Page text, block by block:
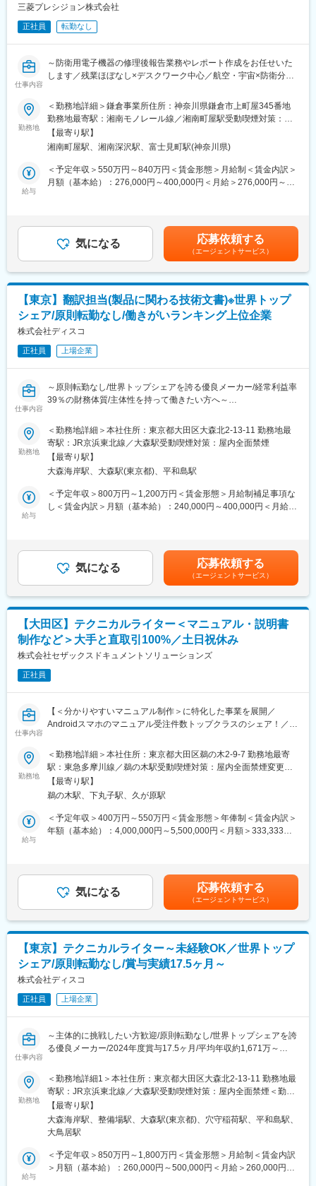
自身の現状や目標をすり合わせるため、評価のポイントがわかり
やすく、明確な目標を持ってスキルアップ・昇給昇格を目指せま
す。
■当社について：
当社は、航空宇宙、自動車、電気電子通信、IT情報、エネルギー
分野などの業界約300社の大手メーカーに技術を提供。まだ世に
から60年、日本のモノづくりを支え続けています。
試作～資材調達～開発設計～製造（自社工場）とワンストップで
お客様のご要望に対応できることが最大の強み。 また、夕方町に
流れる「夕焼け小焼け」の防災無線用のアンプは、全国約40,000
療機器業界にも参入。
あなたの可能性を広げ、大きく羽ばたく舞台をご用意し、あなた
IHI、旭化成、NEC、大林組、川崎重工業、コニカミノルタ、新菱
冷熱工業、大同信号、千代田化工建設、東芝、トヨタ自動車、ニ
コン、日揮、日産自動車、パナソニック、日立製作所、富士ゼロ
ックス、富士電機、本田技術研究所、三菱重工業など
変更の範囲：本文参照
三菱プレシジョン株式会社
正社員 転勤なし
仕事内容
～防衛用電子機器の修理後報告業務やレポート作成をお任せいた
します／残業ほぼなし×デスクワーク中心／航空・宇宙×防衛分野
■業務内容
自衛隊などにて用いられる防衛用の各種装備品(航空機／自動車等)
に搭載する電子機器の修理業務における進捗管理や関係各所への
報告に向けた書類作成、並びに報告といった業務をお任せしま
す。
＜具体的な業務内容＞
・メンテナンスや修理に要した費用の管理
防衛製品は常に「国の装備品」として管理されているため、メン
る機器であるため品質や技術の管理が非常に重要です。
その報告業務を担う本ポジションでは高い技術的知見と説明力の
求められる非常に重要な役割となります。
■当社について
自動車や航空機シミュレーションシステムならびにパーキングシ
ステムの開発、製造、販売まで多角的に事業を展開しています。
特に自動車や鉄道、航空機の操縦訓練に用いられるシミュレーシ
ョンシステムの国内シェア70％を誇り、三菱グループ各社を株主
に安定した事業基盤を構築しています。
■当社の魅力
三菱プレシジョンの宇宙開発は1962年に発足。日本初の人工衛星
「おおすみ」を打ち上げたロケットに搭載された姿勢制御装置を
始め、人工衛星、宇宙ステーション、ロケット等に数多く当社の
ホイールを作る貴重な会社として大手メーカーと比較して競合優
位性を誇ります。今後も宇宙機器のリーディングカンパニーとし
勤務地
＜勤務地詳細＞鎌倉事業所住所：神奈川県鎌倉市上町屋345番地
勤務地最寄駅：湘南モノレール線／湘南町屋駅受動喫煙対策：屋
内全面禁煙変更の範囲：会社の定める事業所
【最寄り駅】
湘南町屋駅、湘南深沢駅、富士見町駅(神奈川県)
給与
＜予定年収＞550万円～840万円＜賃金形態＞月給制＜賃金内訳＞
月額（基本給）：276,000円～400,000円＜月給＞276,000円～
も目安の金額であり、選考を通じて上下する可能性があります。
月給(月額)は固定手当を含めた表記です。
気になる 応募依頼する
（エージェントサービス）
【東京】翻訳担当(製品に関わる技術文書)※世界トップ
シェア/原則転勤なし/働きがいランキング上位企業
株式会社ディスコ
正社員 上場企業
仕事内容
～原則転勤なし/世界トップシェアを誇る優良メーカー/経常利益率
39％の財務体質/主体性を持って働きたい方へ～
■業務概要：
ドキュメント技術部のTranslationチームにて、自社で開発してい
る製品に関わる技術文書の翻訳をご担当いただきます。
【メイン業務】
・取扱説明書、仕様書、作業要領書、調査レポート、システムUI
等の英訳
・翻訳文書の校正
・改善案アイデア出し・推進・実施/毎月開催される他部署対戦で
使用する資料の作成・発表
年をかけて取り組む活動。全社と部部毎のテーマをそれぞれ設
け、定期的に達成度合いを測定)
・担当テーマについて達成状況の進捗確認
・他メンバーの取り組み意識を向上させる施策の企画推進
■就業環境：
【残業時間】30h/月程度
【募集背景】増員
※ご経験やスキルに応じて、事務職での採用も検討いたします。
【勤務形態】原則出社勤務にて就業いただきます。関連情報は弊
https://www.disco.co.jp/recruit/information/measures/
■同社の魅力：
【世界トップシェア/高収益/高年収/日本を代表する優良メーカ
同社は半導体精密加工装置において世界シェア80％を誇る半導体
製造装置メーカーです。BtoB企業かつ、ニッチな専門技術を持つ
【自分で仕事を選ぶ！自主性を重んじる文化を創る「社内通貨制
度」】
同社の特徴は、全社員が主体性をもって、日々の仕事を行う部分
です。特に特徴的なのは、社内通貨制度(WILL会計制度)です。こ
れは部門を超えて様々な仕事を自ら選択でき、その仕事内容に応
じ、社内通貨を受け取ることが可能です。
勤務地
＜勤務地詳細＞本社住所：東京都大田区大森北2-13-11 勤務地最
寄駅：JR京浜東北線／大森駅受動喫煙対策：屋内全面禁煙
【最寄り駅】
大森海岸駅、大森駅(東京都)、平和島駅
給与
＜予定年収＞800万円～1,200万円＜賃金形態＞月給制補足事項な
し＜賃金内訳＞月額（基本給）：240,000円～400,000円＜月給＞
実績 19.86ヶ月/過去10年平均：13.76ヶ月■家族手当や各種手当
が充実しているため手当によっても年収・月給は変動します。※事
務職での採用となります賃金はあくまでも目安の金額であり、選
考を通じて上下する可能性があります。月給(月額)は固定手当を含
めた表記です。
気になる 応募依頼する
（エージェントサービス）
【大田区】テクニカルライター＜マニュアル・説明書
制作など＞大手と直取引100%／土日祝休み
株式会社セザックスドキュメントソリューションズ
正社員
仕事内容
【＜分かりやすいマニュアル制作＞に特化した事業を展開／
Androidスマホのマニュアル受注件数トップクラスのシェア！／マ
～通信機器、スマホ、白物家電など多種多様な商材の案件に携わ
ることができます～
■業務概要：
マニュアル・取扱説明書制作に関わる業務を幅広くお任せしま
す。また、大手クライアントと直取引100%になります。上流工程
・チームメンバーと案件についての打ち合わせ
・支給資料や指示書等の確認／製品仕様の把握
・執筆（ライティング）
・DTPオペレーターへの指示
・編集チェック
■組織構成：
会社全体で33名（チームリーダー4名 チーフ2名 男性23名 女性10
名）
※案件には3～5名程度のメンバーで取り組みます。
＼魅力点／
◎発売前の最新製品に触れることができる
◎企画・ライティングから画面加工・実機チェックまで、マニュ
アル制作業務に一貫して携われる
◎様々な業界のマニュアル制作案件があるため、知識・経験が限
定的にならず、幅広い経験を積むことができる
■事業概要：
より複雑化、多様化するマニュアル・ドキュメント制作の最前線
勤務地
＜勤務地詳細＞本社住所：東京都大田区鵜の木2-9-7 勤務地最寄
駅：東急多摩川線／鵜の木駅受動喫煙対策：屋内全面禁煙変更の
範囲：会社の定める事業所（リモートワーク含む）
【最寄り駅】
鵜の木駅、下丸子駅、久が原駅
給与
＜予定年収＞400万円～550万円＜賃金形態＞年俸制＜賃金内訳＞
年額（基本給）：4,000,000円～5,500,000円＜月額＞333,333円
金はあくまでも目安の金額であり、選考を通じて上下する可能性
があります。月給(月額)は固定手当を含めた表記です。
気になる 応募依頼する
（エージェントサービス）
【東京】テクニカルライター～未経験OK／世界トップ
シェア/原則転勤なし/賞与実績17.5ヶ月～
株式会社ディスコ
正社員 上場企業
仕事内容
～主体的に挑戦したい方歓迎/原則転勤なし/世界トップシェアを誇
る優良メーカー/2024年度賞与17.5ヶ月/平均年収約1,671万～
■担当業務：
テクニカルライターとして下記の業務に携わっていただきます。
ご自身が受け持った機種のスケジュールの管理、構成の検討、ラ
イティング、校正などが担当業務になります。
【業務詳細】
・自社で開発している製品に必要なテクニカルドキュメント（取
扱説明書、仕様書など）の作成
・テクニカルドキュメントを作成するために必要なツール
勤務地
＜勤務地詳細1＞本社住所：東京都大田区大森北2-13-11 勤務地最
寄駅：JR京浜東北線／大森駅受動喫煙対策：屋内全面禁煙＜勤務
地詳細2＞羽田R&Dセンター住所：東京都大田区東糀谷6-7-56 受
動喫煙対策：屋内全面禁煙変更の範囲：会社の定める事業所
【最寄り駅】
大森海岸駅、整備場駅、大森駅(東京都)、穴守稲荷駅、平和島駅、
大鳥居駅
給与
＜予定年収＞850万円～1,800万円＜賃金形態＞月給制＜賃金内訳
＞月額（基本給）：260,000円～500,000円＜月給＞260,000円～